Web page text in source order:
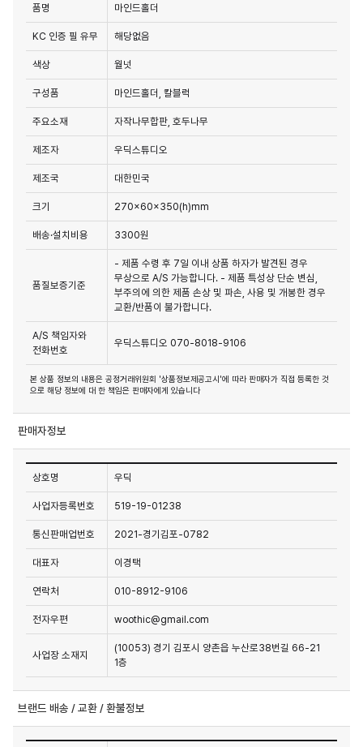
품명 마인드홀더
KC 인증 필 유무 해당없음
색상 월넛
구성품 마인드홀더, 칼블럭
주요소재 자작나무합판, 호두나무
제조자 우딕스튜디오
제조국 대한민국
크기 270x60x350(h)mm
배송·설치비용 3300원
품질보증기준
- 제품 수령 후 7일 이내 상품 하자가 발견된 경우
무상으로 A/S 가능합니다. - 제품 특성상 단순 변심,
부주의에 의한 제품 손상 및 파손, 사용 및 개봉한 경우
교환/반품이 불가합니다.
A/S 책임자와
전화번호
우딕스튜디오 070-8018-9106
본 상품 정보의 내용은 공정거래위원회 '상품정보제공고시'에 따라 판매자가 직접 등록한 것
으로 해당 정보에 대 한 책임은 판매자에게 있습니다
판매자정보
상호명 우딕
사업자등록번호 519-19-01238
통신판매업번호 2021-경기김포-0782
대표자 이경택
연락처 010-8912-9106
전자우편 woothic@gmail.com
사업장 소재지
(10053) 경기 김포시 양촌읍 누산로38번길 66-21
1층
브랜드 배송 / 교환 / 환불정보